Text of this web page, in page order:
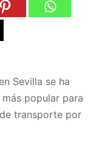
Sevilla se ha
popular para
transporte por